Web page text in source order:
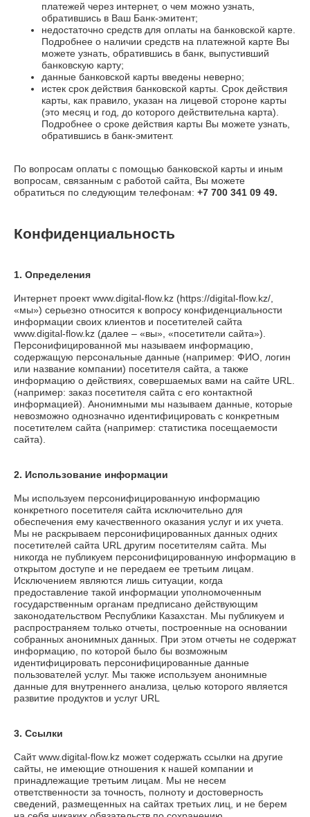
платежей через интернет, о чем можно узнать,
обратившись в Ваш Банк-эмитент;
недостаточно средств для оплаты на банковской карте.
Подробнее о наличии средств на платежной карте Вы
можете узнать, обратившись в банк, выпустивший
банковскую карту;
данные банковской карты введены неверно;
истек срок действия банковской карты. Срок действия
карты, как правило, указан на лицевой стороне карты
(это месяц и год, до которого действительна карта).
Подробнее о сроке действия карты Вы можете узнать,
обратившись в банк-эмитент.
По вопросам оплаты с помощью банковской карты и иным
вопросам, связанным с работой сайта, Вы можете
обратиться по следующим телефонам: +7 700 341 09 49.
Конфиденциальность
1. Определения
Интернет проектwww.digital-flow.kz (https://digital-flow.kz/,
«мы») серьезно относится к вопросу конфиденциальности
информации своих клиентов и посетителей сайта
www.digital-flow.kz (далее – «вы», «посетители сайта»).
Персонифицированной мы называем информацию,
содержащую персональные данные (например: ФИО, логин
или название компании) посетителя сайта, а также
информацию о действиях, совершаемых вами на сайте URL.
(например: заказ посетителя сайта с его контактной
информацией). Анонимными мы называем данные, которые
невозможно однозначно идентифицировать с конкретным
посетителем сайта (например: статистика посещаемости
сайта).
2. Использование информации
Мы используем персонифицированную информацию
конкретного посетителя сайта исключительно для
обеспечения ему качественного оказания услуг и их учета.
Мы не раскрываем персонифицированных данных одних
посетителей сайта URL другим посетителям сайта. Мы
никогда не публикуем персонифицированную информацию в
открытом доступе и не передаем ее третьим лицам.
Исключением являются лишь ситуации, когда
предоставление такой информации уполномоченным
государственным органам предписано действующим
законодательством Республики Казахстан. Мы публикуем и
распространяем только отчеты, построенные на основании
собранных анонимных данных. При этом отчеты не содержат
информацию, по которой было бы возможным
идентифицировать персонифицированные данные
пользователей услуг. Мы также используем анонимные
данные для внутреннего анализа, целью которого является
развитие продуктов и услуг URL
3. Ссылки
Сайтwww.digital-flow.kz может содержать ссылки на другие
сайты, не имеющие отношения к нашей компании и
принадлежащие третьим лицам. Мы не несем
ответственности за точность, полноту и достоверность
сведений, размещенных на сайтах третьих лиц, и не берем